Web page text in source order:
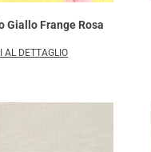
Giallo Frange Rosa
AL DETTAGLIO